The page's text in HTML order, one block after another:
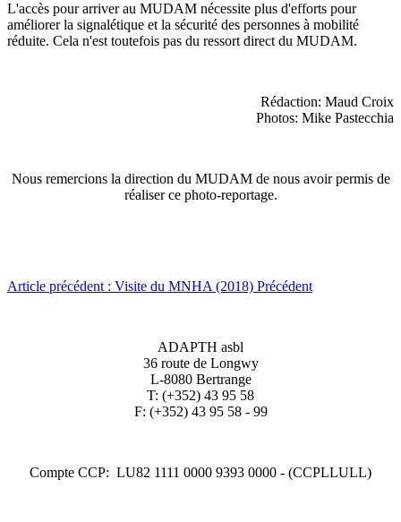
L'accès pour arriver au MUDAM nécessite plus d'efforts pour
améliorer la signalétique et la sécurité des personnes à mobilité
réduite. Cela n'est toutefois pas du ressort direct du MUDAM.
Rédaction: Maud Croix
Photos: Mike Pastecchia
Nous remercions la direction du MUDAM de nous avoir permis de
réaliser ce photo-reportage.
Article précédent : Visite du MNHA (2018) Précédent
ADAPTH asbl
36 route de Longwy
L-8080 Bertrange
T: (+352) 43 95 58
F: (+352) 43 95 58 - 99
Compte CCP: LU82 1111 0000 9393 0000 - (CCPLLULL)